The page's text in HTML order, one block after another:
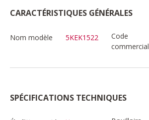
CARACTÉRISTIQUES GÉNÉRALES
Nom modèle 5KEK1522
Code
commercial
SPÉCIFICATIONS TECHNIQUES